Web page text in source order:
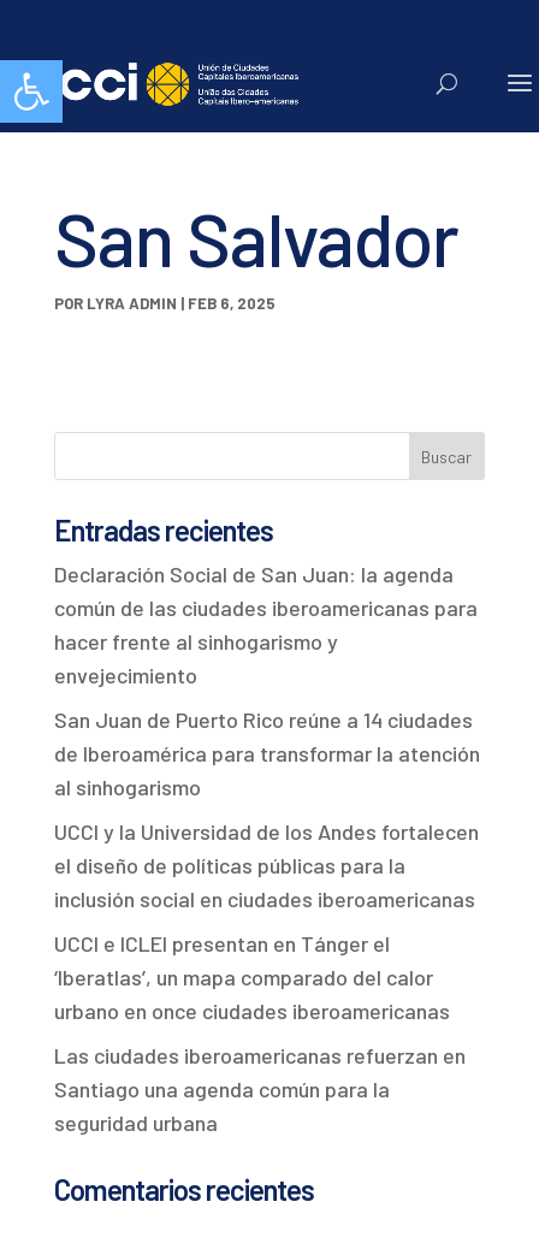
Abrir barra de herramientas
San Salvador
POR LYRA ADMIN | FEB 6, 2025
Entradas recientes
Declaración Social de San Juan: la agenda
común de las ciudades iberoamericanas para
hacer frente al sinhogarismo y
envejecimiento
San Juan de Puerto Rico reúne a 14 ciudades
de Iberoamérica para transformar la atención
al sinhogarismo
UCCI y la Universidad de los Andes fortalecen
el diseño de políticas públicas para la
inclusión social en ciudades iberoamericanas
UCCI e ICLEI presentan en Tánger el
‘Iberatlas’, un mapa comparado del calor
urbano en once ciudades iberoamericanas
Las ciudades iberoamericanas refuerzan en
Santiago una agenda común para la
seguridad urbana
Comentarios recientes